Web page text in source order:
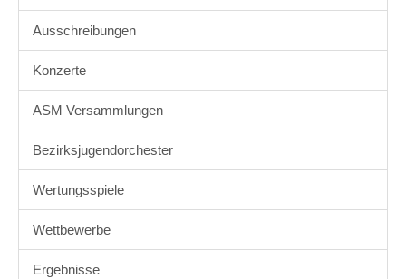
Ausschreibungen
Konzerte
ASM Versammlungen
Bezirksjugendorchester
Wertungsspiele
Wettbewerbe
Ergebnisse